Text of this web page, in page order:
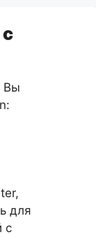
Вы
для
с